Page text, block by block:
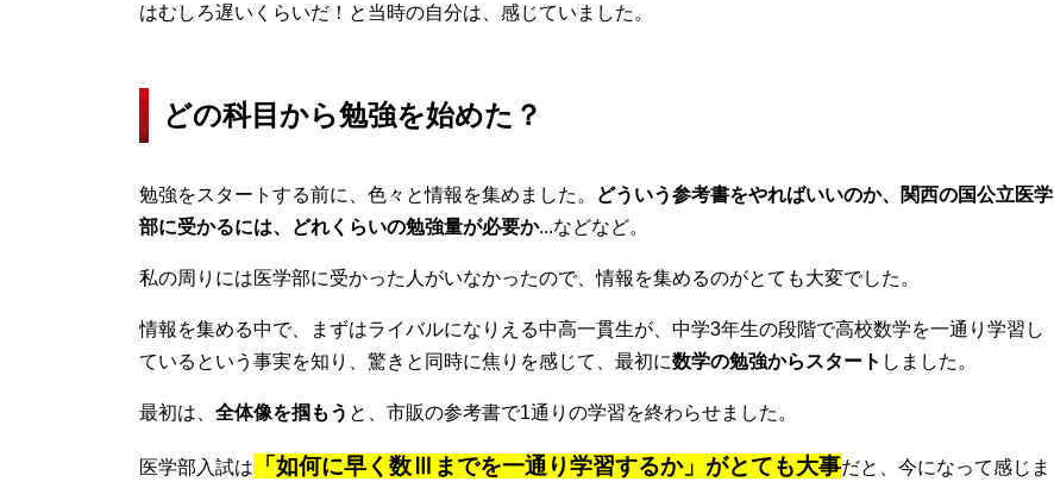
はむしろ遅いくらいだ！と当時の自分は、感じていました。
どの科目から勉強を始めた？
勉強をスタートする前に、色々と情報を集めました。
どういう参考書をやればいいのか、関西の国公立医学
部に受かるには、どれくらいの勉強量が必要か...などなど。
私の周りには医学部に受かった人がいなかったので、情報を集めるのがとても大変でした。
情報を集める中で、まずはライバルになりえる中高一貫生が、中学3年生の段階で高校数学を一通り学習し
ているという事実を知り、驚きと同時に焦りを感じて、最初に数学の勉強からスタート しました。
最初は、 全体像を掴もう と、市販の参考書で1通りの学習を終わらせました。
医学部入試は 「如何に早く数Ⅲまでを一通り学習するか」 がとても大事だと、今になって感じま